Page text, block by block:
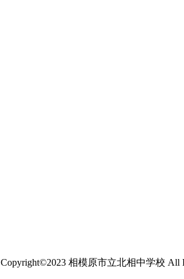
Copyright©2023 相模原市立北相中学校 All